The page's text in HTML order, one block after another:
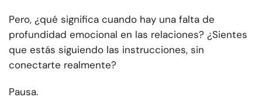
Pero, ¿qué significa cuando hay una falta de
profundidad emocional en las relaciones? ¿Sientes
que estás siguiendo las instrucciones, sin
conectarte realmente?
Pausa.